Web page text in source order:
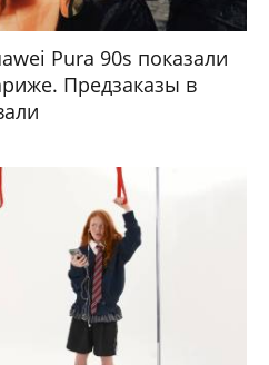
Pura 90s показали
Предзаказы в